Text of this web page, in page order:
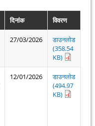
दिनांक विवरण
27/03/2026
डाउनलोड
(358.54
KB)
12/01/2026
डाउनलोड
(494.97
KB)